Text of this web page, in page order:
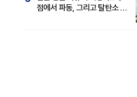
점에서 파동, 그리고 탈탄소 패